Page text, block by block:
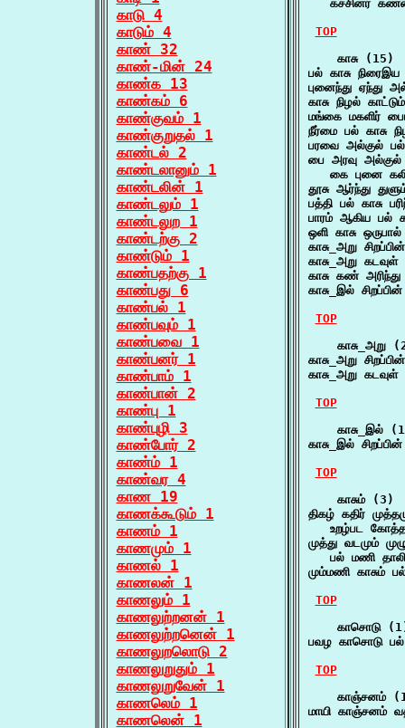
காடு 4
காடும் 4
காண் 32
காண்-மின் 24
காண்க 13
காண்கம் 6
காண்குவம் 1
காண்குறுதல் 1
காண்டல் 2
காண்டலானும் 1
காண்டலின் 1
காண்டலும் 1
காண்டலுற 1
காண்டற்கு 2
காண்டும் 1
காண்பதற்கு 1
காண்பது 6
காண்பல் 1
காண்பவும் 1
காண்பவை 1
காண்பனர் 1
காண்பாம் 1
காண்பான் 2
காண்பு 1
காண்புழி 3
காண்போர் 2
காண்ம் 1
காண்வர 4
காண 19
காணக்கூடும் 1
காணம் 1
காணமும் 1
காணல் 1
காணலன் 1
காணலும் 1
காணலுற்றனன் 1
காணலுற்றனென் 1
காணலுறலொடு 2
காணலுறுதும் 1
காணலுறுவேன் 1
காணலெம் 1
காணலென் 1
கச்சினர்
TOP
    காசு (15)
பல் காசு
புனைந்து ஏந்து
காசு நிழல்
மங்கை மகளிர்
நீர்மை பல் காசு
பரவை அல்குல்
பை அரவு அல்குல்
கை புனை
தூசு ஆர்ந்து
பத்தி பல் காசு
பாரம் ஆகிய பல்
ஒளி காசு
காசு_அறு
காசு_அறு
காசு கண்
காசு_இல்
TOP
காசு_அறு
காசு_அறு
காசு_அறு
TOP
காசு_இல்
காசு_இல்
TOP
    காசும் (3)
திகழ் கதிர்
உறழ்பட
முத்து வடமும்
பல் மணி
மும்மணி காசும்
TOP
காசொடு
பவழ காசொடு
TOP
காஞ்சனம்
மாயி காஞ்சனம்